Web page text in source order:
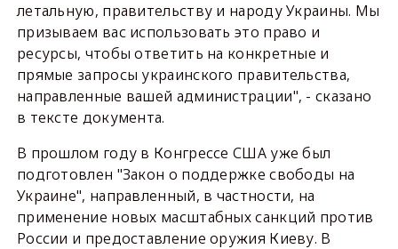
летальную, правительству и народу Украины. Мы
призываем вас использовать это право и
ресурсы, чтобы ответить на конкретные и
прямые запросы украинского правительства,
направленные вашей администрации", - сказано
в тексте документа.
В прошлом году в Конгрессе США уже был
подготовлен "Закон о поддержке свободы на
Украине", направленный, в частности, на
применение новых масштабных санкций против
России и предоставление оружия Киеву. В